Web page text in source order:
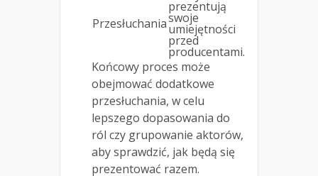
Przesłuchania
prezentują
swoje
umiejętności
przed
producentami.
Końcowy proces może
obejmować dodatkowe
przesłuchania, w celu
lepszego dopasowania do
ról czy grupowanie aktorów,
aby sprawdzić, jak będą się
prezentować razem.